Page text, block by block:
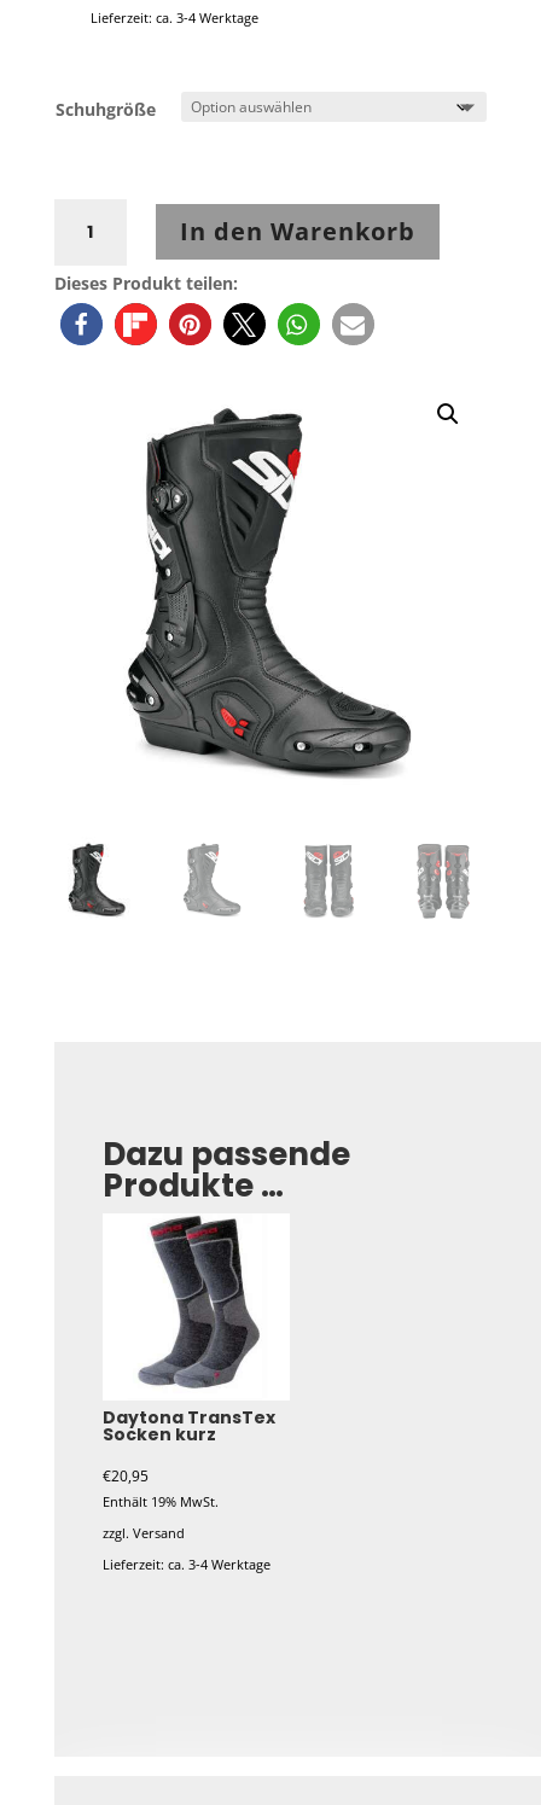
Dieses Produkt teilen:
Lieferzeit: ca. 3-4 Werktage
Schuhgröße
Vertigo
Sportstiefel
Black
Menge
In den Warenkorb
Dazu passende
Produkte …
Daytona TransTex
Socken kurz
€20,95
Enthält 19% MwSt.
zzgl.Versand
Lieferzeit: ca. 3-4 Werktage